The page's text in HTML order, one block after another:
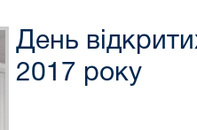
День
2017 року